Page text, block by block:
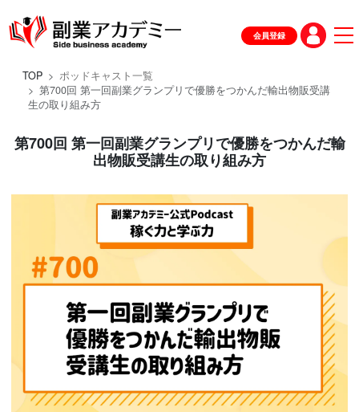
会員登録
TOP
ポッドキャスト一覧
第700回 第一回副業グランプリで優勝をつかんだ輸出物販受講
生の取り組み方
第700回 第一回副業グランプリで優勝をつかんだ輸
出物販受講生の取り組み方